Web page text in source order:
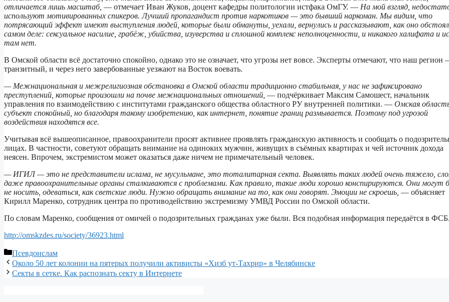
отличается лишь масштаб, — отмечает Иван Жуков, доцент кафедры политологии истфака ОмГУ. — На мой взгляд,
используют мотивированных спикеров. Лучший пропагандист против наркотиков — это бывший наркоман. Мы видим, что
потрясающий эффект имеют выступления людей, которые были обмануты, уехали, вернулись и рассказывают, как оно
самом деле: сексуальное насилие, грабёж, убийства, изуверства и сплошной комплекс неполноценности, и никакого халифата и
там нет.
В Омской области всё достаточно спокойно, однако это не означает, что угрозы нет вовсе. Эксперты отмечают, что наш регион
транзитный, и через него завербованные уезжают на Восток воевать.
— Межнациональная и межрелигиозная обстановка в Омской области традиционно стабильная, у нас не зафиксировано
преступлений, которые произошли на почве межнациональных отношений, — подчёркивает Максим Самошест, начальник
управления по взаимодействию с институтами гражданского общества областного РУ внутренней политики. — Омская
субъект спокойный, но благодаря такому изобретению, как интернет, понятие границ размывается. Поэтому под угрозой
воздействия находятся все.
Учитывая всё вышеописанное, правоохранители просят активнее проявлять гражданскую активность и сообщать о
лицах. В частности, советуют обращать внимание на одиноких мужчин, живущих в съёмных квартирах и чей источник дохода
неясен. Впрочем, экстремистом может оказаться даже ничем не примечательный человек.
— ИГИЛ — это не представители ислама, не мусульмане, это тоталитарная секта. Выявлять таких людей очень тяжело,
даже правоохранительные органы сталкиваются с проблемами. Как правило, такие люди хорошо конспирируются. Они могут
не носить, одеваться, как светские люди. Нужно обращать внимание на то, как они говорят. Эмоции не скроешь, — объясняет
Кирилл Маренко, сотрудник центра по противодействию экстремизму УМВД России по Омской области.
По словам Маренко, сообщения от омичей о подозрительных гражданах уже были. Вся подобная информация передаётся в ФСБ.
http://omskzdes.ru/society/36923.html
Рубрики
Псевдоислам
Около 50 лет колонии на пятерых получили активисты «Хизб ут-Тахрир» в Челябинске
Секты в сетке. Как распознать секту в Интернете